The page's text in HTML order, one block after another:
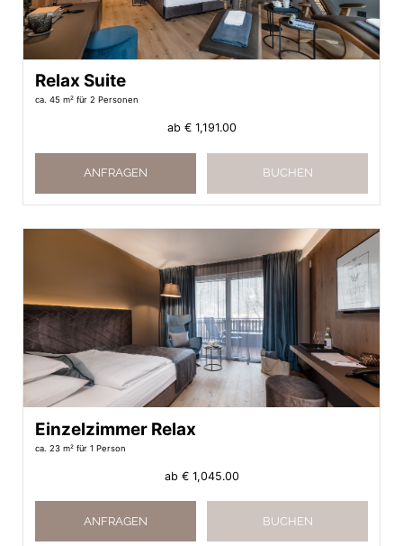
Relax Suite
ca. 45 m² für 2 Personen
ab € 1,191.00
ANFRAGEN BUCHEN
Einzelzimmer Relax
ca. 23 m² für 1 Person
ab € 1,045.00
ANFRAGEN BUCHEN